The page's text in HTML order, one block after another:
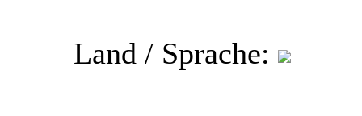
Land / Sprache: